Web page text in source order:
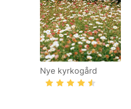
Nye kyrkogård